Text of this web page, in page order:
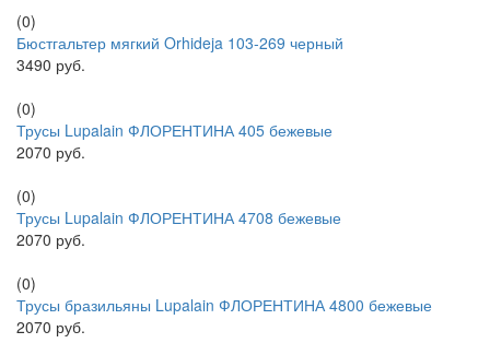
(0)
Бюстгальтер мягкий Orhideja 103-269 черный
3490 руб.
(0)
Трусы Lupalain ФЛОРЕНТИНА 405 бежевые
2070 руб.
(0)
Трусы Lupalain ФЛОРЕНТИНА 4708 бежевые
2070 руб.
(0)
Трусы бразильяны Lupalain ФЛОРЕНТИНА 4800 бежевые
2070 руб.